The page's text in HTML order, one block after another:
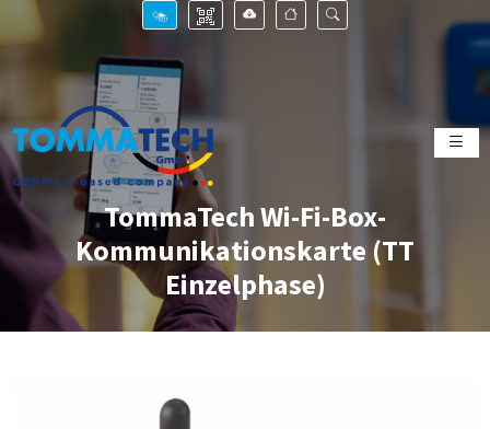
TommaTech Wi-Fi-Box-
Kommunikationskarte (TT
Einzelphase)